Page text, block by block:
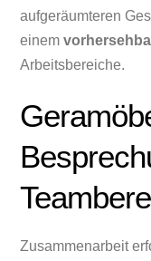
aufgeräumteren
einem
Arbeitsbereiche.
Zusammenarbeit